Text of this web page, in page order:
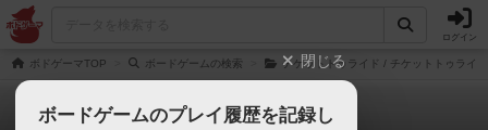
ログイン
ボドゲーマTOP ボードゲームの検索 チケットトゥライド / チケットトゥライ
閉じる
ボードゲームのプレイ履歴を記録し